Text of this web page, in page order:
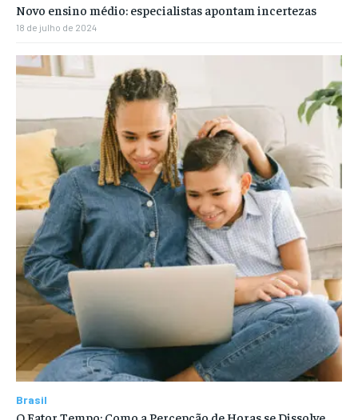
Novo ensino médio: especialistas apontam incertezas
18 de julho de 2024
Brasil
O Fator Tempo: Como a Percepção de Horas se Dissolve